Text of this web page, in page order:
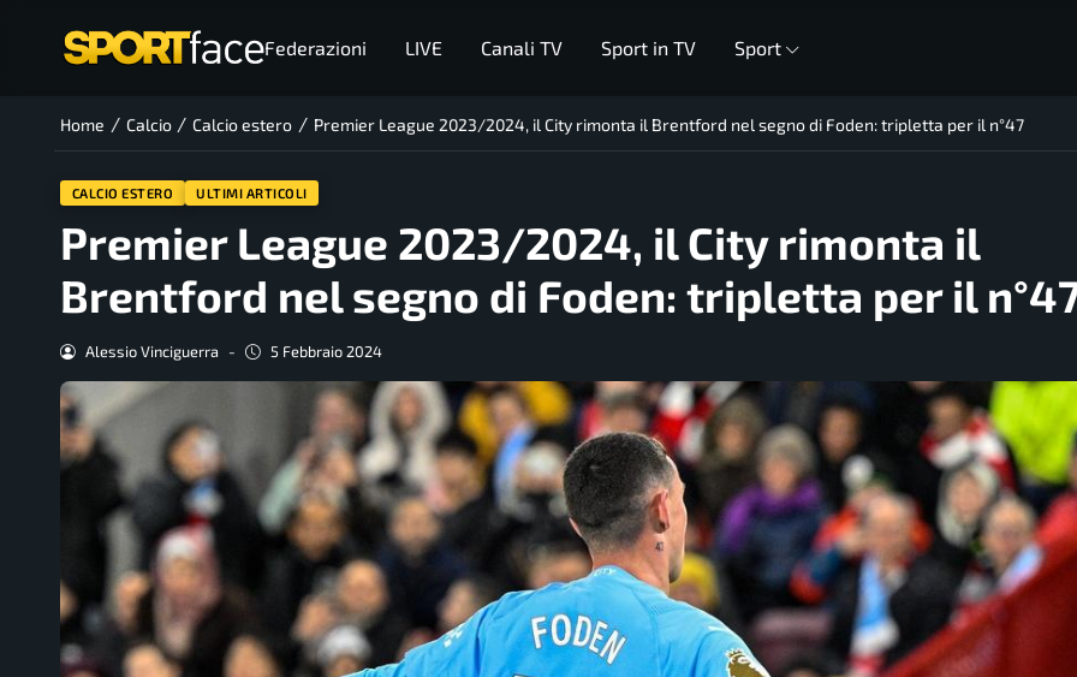
Federazioni LIVE Canali TV Sport in TV Sport
Home / Calcio / Calcio estero / Premier League 2023/2024, il City rimonta il Brentford nel segno di Foden: tripletta per il n°47
CALCIO ESTERO ULTIMI ARTICOLI
Premier League 2023/2024, il City rimonta il
Brentford nel segno di Foden: tripletta per il
Alessio Vinciguerra - 5 Febbraio 2024